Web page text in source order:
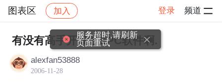
图表区 加入 登录 频道
社区 图表区 帖子详情
有没有高手开发过SPC软件啊.
alexfan53888
2006-11-28
服务超时,请刷新
页面重试